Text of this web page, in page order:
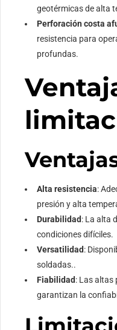
geotérmicas de alta
Perforación costa
resistencia para
profundas.
Alta resistencia:
presión y alta
Durabilidad: La alta
condiciones difíciles.
Versatilidad:
soldadas..
Fiabilidad: Las altas
garantizan la